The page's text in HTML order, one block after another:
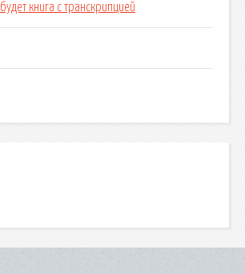
книга с транскрипцией